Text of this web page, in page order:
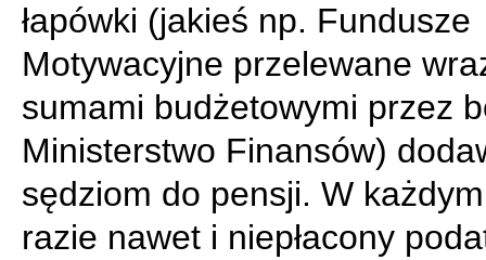
łapówki (jakieś np. Fundusze
Motywacyjne przelewane
sumami budżetowymi przez
Ministerstwo Finansów)
sędziom do pensji. W
razie nawet i niepłacony